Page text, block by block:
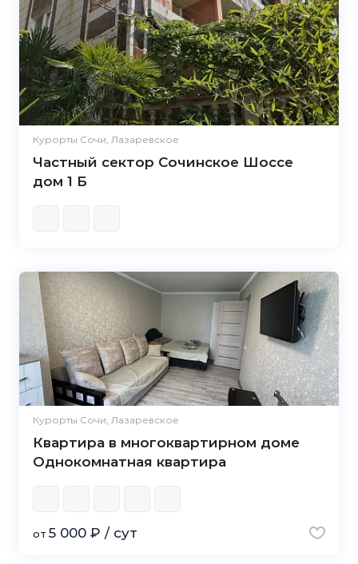
Курорты Сочи, Лазаревское
Частный сектор Сочинское Шоссе
дом 1 Б
Курорты Сочи, Лазаревское
Квартира в многоквартирном доме
Однокомнатная квартира
от 5 000 ₽ / сут